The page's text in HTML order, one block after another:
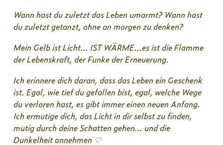
Wann hast du zuletzt das Leben umarmt? Wann hast
du zuletzt getanzt, ohne an morgen zu denken?
Mein Gelb ist Licht... IST WÄRME...es ist die Flamme
der Lebenskraft, der Funke der Erneuerung.
Ich erinnere dich daran, dass das Leben ein Geschenk
ist. Egal, wie tief du gefallen bist, egal, welche Wege
du verloren hast, es gibt immer einen neuen Anfang.
Ich ermutige dich, das Licht in dir selbst zu finden,
mutig durch deine Schatten gehen... und die
Dunkelheit annehmen ♡